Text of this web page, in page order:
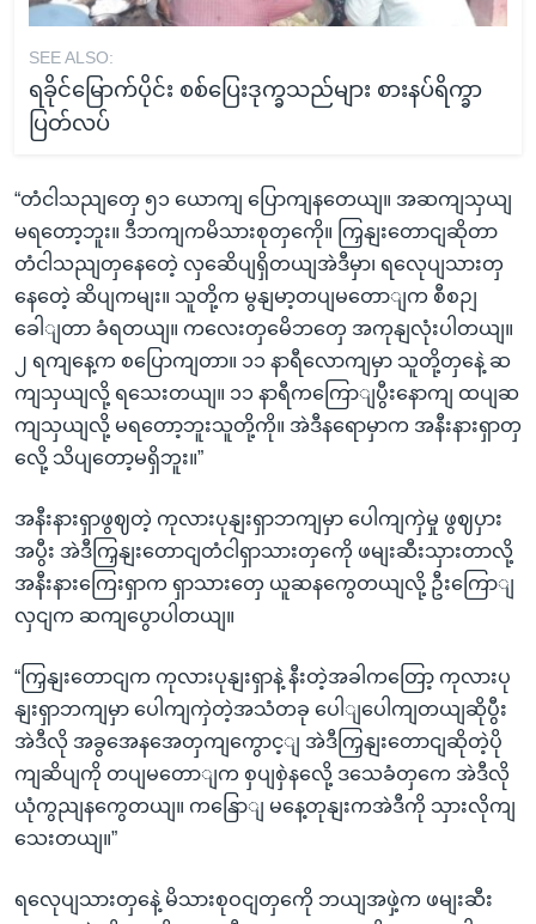
SEE ALSO:
ရခိုင်မြောက်ပိုင်း စစ်ပြေးဒုက္ခသည်များ စားနပ်ရိက္ခာ
ပြတ်လပ်
“တံငါသညျတှေ ၅၁ ယောကျ ပြောကျနတေယျ။ အဆကျသှယျ
မရတော့ဘူး။ ဒီဘကျကမိသားစုတှကေို။ ကြှနျးတောငျဆိုတာ
တံငါသညျတှနေတေဲ့ လှဆေိပျရှိတယျအဲဒီမှာ၊ ရလေုပျသားတှ
နေတေဲ့ ဆိပျကမျး။ သူတို့က မွနျမာ့တပျမတောျက စီစဉျ
ခေါျတာ ခံရတယျ။ ကလေးတှမေိဘတှေ အကုနျလုံးပါတယျ။
၂ ရကျနေ့က စပြောကျတာ။ ၁၁ နာရီလောကျမှာ သူတို့တှနေဲ့ ဆ
ကျသှယျလို့ ရသေးတယျ။ ၁၁ နာရီကကြောျပွီးနောကျ ထပျဆ
ကျသှယျလို့ မရတော့ဘူးသူတို့ကို။ အဲဒီနရောမှာက အနီးနားရှာတှ
လေို့ သိပျတော့မရှိဘူး။”
အနီးနားရှာဖွဈတဲ့ ကုလားပုနျးရှာဘကျမှာ ပေါကျကှဲမှု ဖွဈပှား
အပွီး အဲဒီကြှနျးတောငျတံငါရှာသားတှကေို ဖမျးဆီးသှားတာလို့
အနီးနားကြေးရှာက ရှာသားတှေ ယူဆနကွေတယျလို့ ဦးကြောျ
လှငျက ဆကျပွောပါတယျ။
“ကြှနျးတောငျက ကုလားပုနျးရှာနဲ့ နီးတဲ့အခါကတြော့ ကုလားပု
နျးရှာဘကျမှာ ပေါကျကှဲတဲ့အသံတခု ပေါျပေါကျတယျဆိုပွီး
အဲဒီလို အခွအေနအေတှကျကွောင့ျ အဲဒီကြှနျးတောငျဆိုတဲ့ပို
ကျဆိပျကို တပျမတောျက စှပျစှဲနလေို့ ဒသေခံတှကေ အဲဒီလို
ယုံကွညျနကွေတယျ။ ကနြောျ မနေ့တုနျးကအဲဒီကို သှားလိုကျ
သေးတယျ။”
ရလေုပျသားတှနေဲ့ မိသားစုဝငျတှကေို ဘယျအဖှဲ့က ဖမျးဆီး